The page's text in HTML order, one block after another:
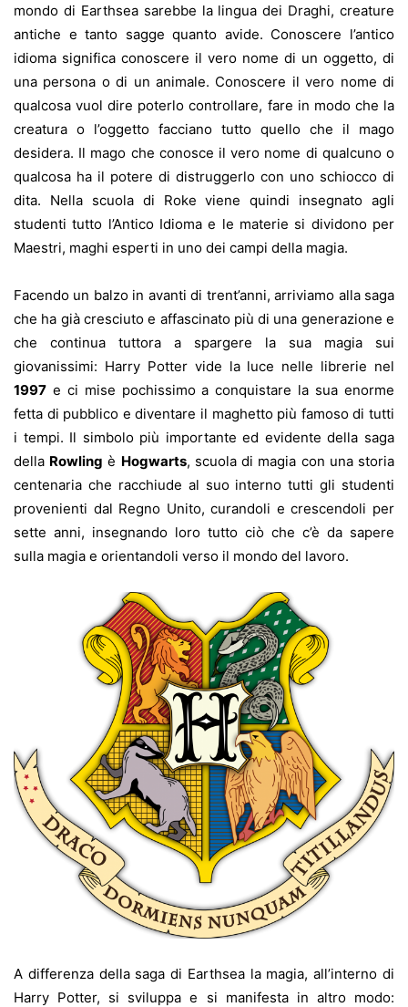
mondo di Earthsea sarebbe la lingua dei Draghi, creature
antiche e tanto sagge quanto avide. Conoscere l’antico
idioma significa conoscere il vero nome di un oggetto, di
una persona o di un animale. Conoscere il vero nome di
qualcosa vuol dire poterlo controllare, fare in modo che la
creatura o l’oggetto facciano tutto quello che il mago
desidera. Il mago che conosce il vero nome di qualcuno o
qualcosa ha il potere di distruggerlo con uno schiocco di
dita. Nella scuola di Roke viene quindi insegnato agli
studenti tutto l’Antico Idioma e le materie si dividono per
Maestri, maghi esperti in uno dei campi della magia.
Facendo un balzo in avanti di trent’anni, arriviamo alla saga
che ha già cresciuto e affascinato più di una generazione e
che continua tuttora a spargere la sua magia sui
giovanissimi: Harry Potter vide la luce nelle librerie nel
1997 e ci mise pochissimo a conquistare la sua enorme
fetta di pubblico e diventare il maghetto più famoso di tutti
i tempi. Il simbolo più importante ed evidente della saga
della Rowling è Hogwarts, scuola di magia con una storia
centenaria che racchiude al suo interno tutti gli studenti
provenienti dal Regno Unito, curandoli e crescendoli per
sette anni, insegnando loro tutto ciò che c’è da sapere
sulla magia e orientandoli verso il mondo del lavoro.
A differenza della saga di Earthsea la magia, all’interno di
Harry Potter, si sviluppa e si manifesta in altro modo: